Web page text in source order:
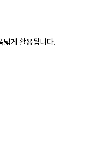
넓게 활용됩니다.